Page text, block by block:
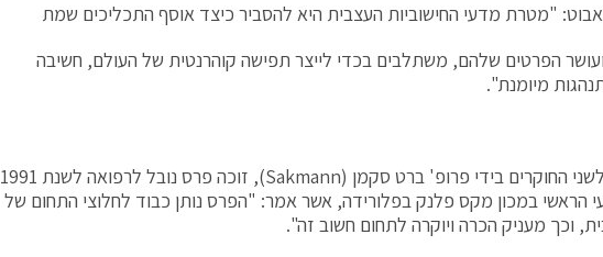
"מטרת מדעי החישוביות העצבית היא להסביר כיצד אוסף התכליכים שמת
הפרטים שלהם, משתלבים בכדי לייצר תפישה קוהרנטית של העולם, חשיבה
מיומנת".
הפרס הוענק לשני החוקרים בידי פרופ' ברט סקמן (Sakmann), זוכה פרס נובל לרפואה לשנת 1991
הראשי במכון מקס פלנק בפלורידה, אשר אמר: "הפרס נותן כבוד לחלוצי התחום של
וכך מעניק הכרה ויוקרה לתחום חשוב זה".